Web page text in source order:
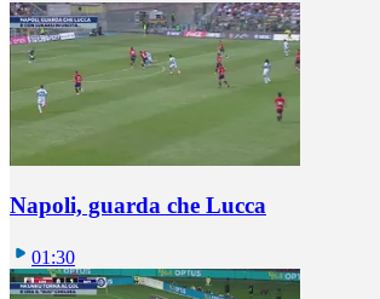
Napoli, guarda che Lucca
01:30